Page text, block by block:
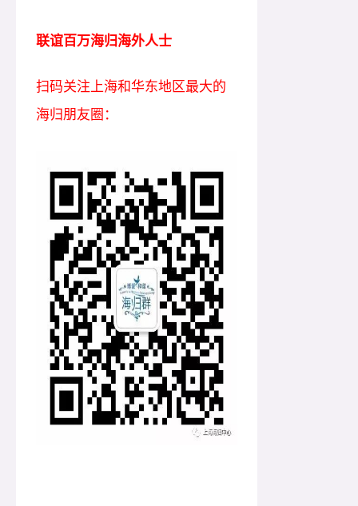
联谊百万海归海外人士
扫码关注上海和华东地区最大的
海归朋友圈：